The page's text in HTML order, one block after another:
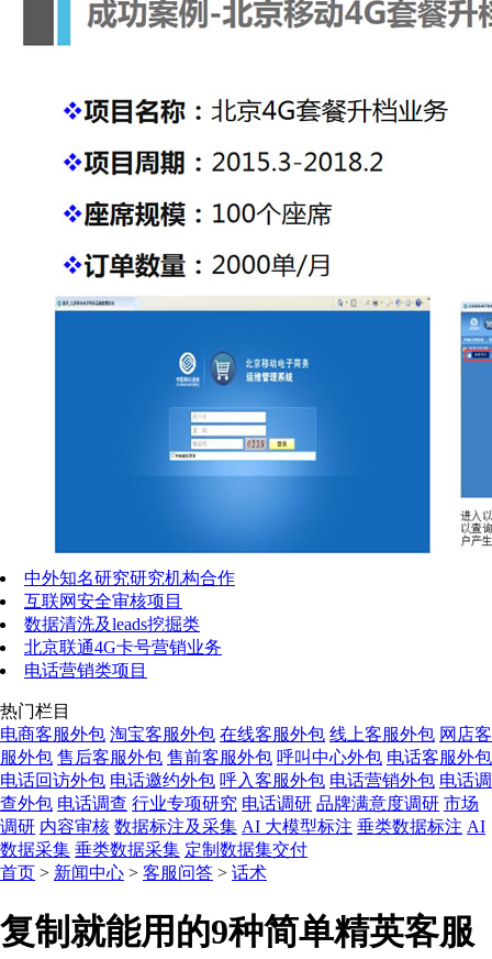
中外知名研究研究机构合作
互联网安全审核项目
数据清洗及leads挖掘类
北京联通4G卡号营销业务
电话营销类项目
热门栏目
电商客服外包 淘宝客服外包 在线客服外包 线上客服外包 网店客
服外包 售后客服外包 售前客服外包 呼叫中心外包 电话客服外包
电话回访外包 电话邀约外包 呼入客服外包 电话营销外包 电话调
查外包 电话调查 行业专项研究 电话调研 品牌满意度调研 市场
调研 内容审核 数据标注及采集 AI 大模型标注 垂类数据标注 AI
数据采集 垂类数据采集 定制数据集交付
首页 > 新闻中心 > 客服问答 > 话术
复制就能用的9种简单精英客服